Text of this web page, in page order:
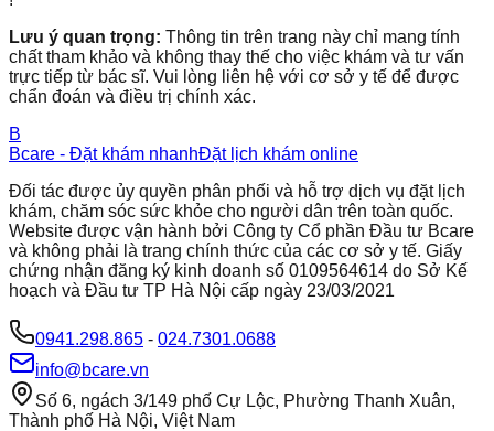
Lưu ý quan trọng: Thông tin trên trang này chỉ mang tính
chất tham khảo và không thay thế cho việc khám và tư vấn
trực tiếp từ bác sĩ. Vui lòng liên hệ với cơ sở y tế để được
chẩn đoán và điều trị chính xác.
B
Bcare - Đặt khám nhanhĐặt lịch khám online
Đối tác được ủy quyền phân phối và hỗ trợ dịch vụ đặt lịch
khám, chăm sóc sức khỏe cho người dân trên toàn quốc.
Website được vận hành bởi Công ty Cổ phần Đầu tư Bcare
và không phải là trang chính thức của các cơ sở y tế. Giấy
chứng nhận đăng ký kinh doanh số 0109564614 do Sở Kế
hoạch và Đầu tư TP Hà Nội cấp ngày 23/03/2021
0941.298.865 - 024.7301.0688
info@bcare.vn
Số 6, ngách 3/149 phố Cự Lộc, Phường Thanh Xuân,
Thành phố Hà Nội, Việt Nam